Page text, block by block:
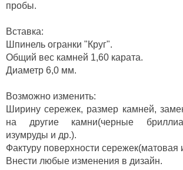
пробы.
Вставка:
Шпинель огранки "Круг".
Общий вес камней 1,60 карата.
Диаметр 6,0 мм.
Возможно изменить:
Ширину сережек, размер камней,
на другие камни(черные
изумруды и др.).
Фактуру поверхности сережек(матовая
Внести любые изменения в дизайн.